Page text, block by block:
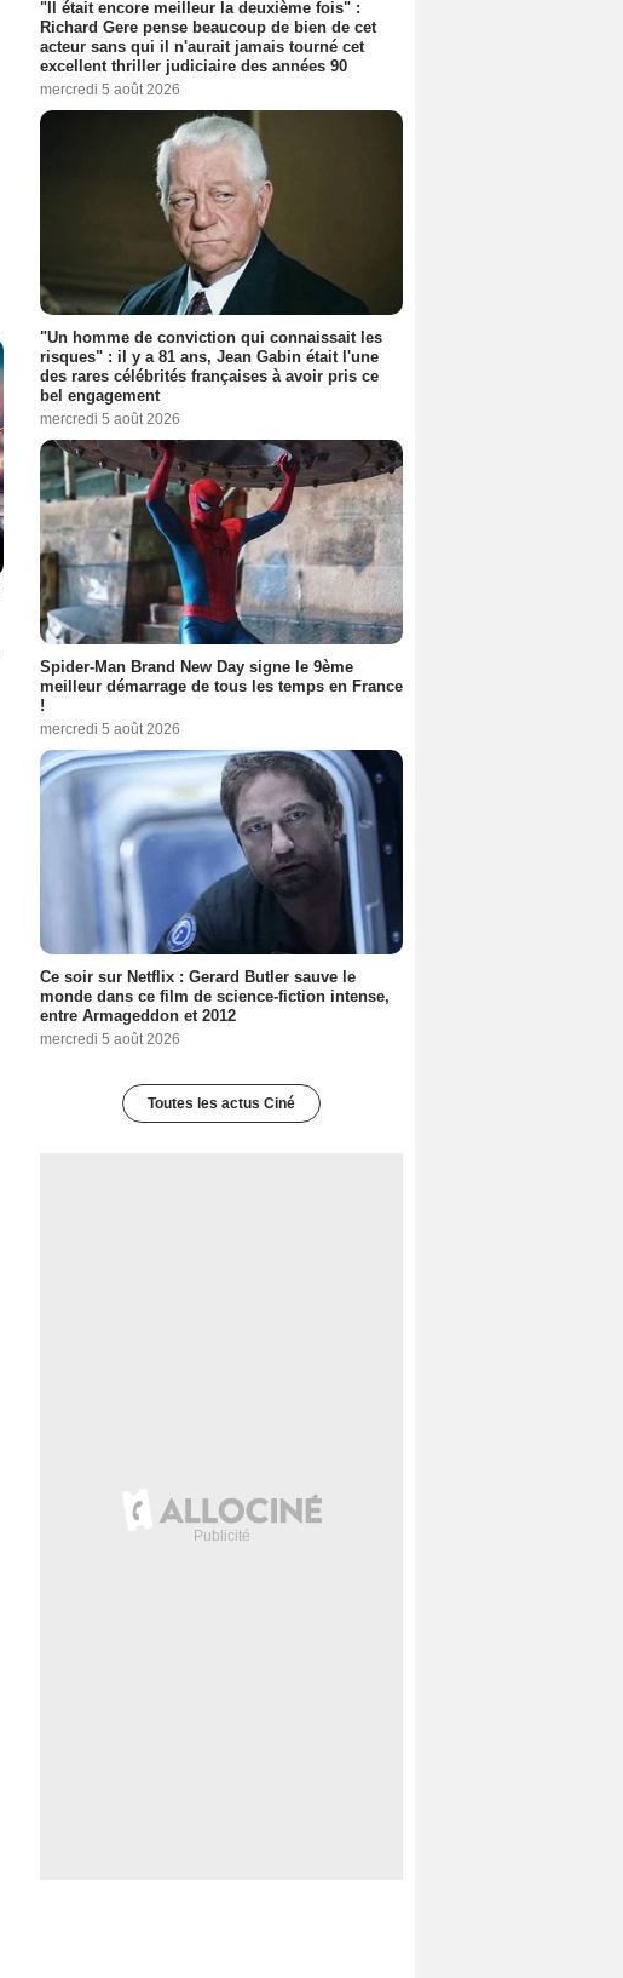
"Il était encore meilleur la deuxième fois" :
Richard Gere pense beaucoup de bien de cet
acteur sans qui il n'aurait jamais tourné cet
excellent thriller judiciaire des années 90
mercredi 5 août 2026
"Un homme de conviction qui connaissait les
risques" : il y a 81 ans, Jean Gabin était l'une
des rares célébrités françaises à avoir pris ce
bel engagement
mercredi 5 août 2026
Spider-Man Brand New Day signe le 9ème
meilleur démarrage de tous les temps en France
!
mercredi 5 août 2026
Ce soir sur Netflix : Gerard Butler sauve le
monde dans ce film de science-fiction intense,
entre Armageddon et 2012
mercredi 5 août 2026
Toutes les actus Ciné